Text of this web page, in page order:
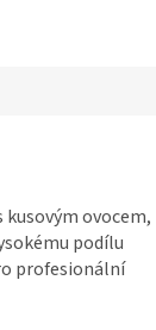
kusovým ovocem,
podílu
profesionální